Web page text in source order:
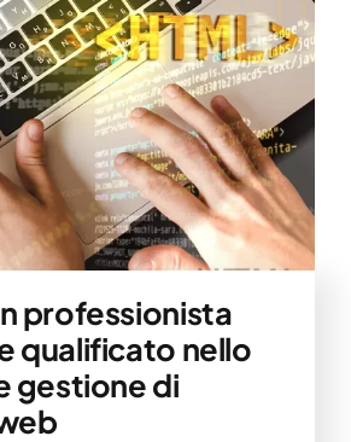
professionista
qualificato nello
gestione di